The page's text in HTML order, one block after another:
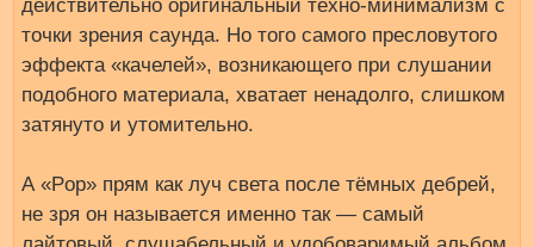
действительно оригинальный техно-минимализм с
точки зрения саунда. Но того самого пресловутого
эффекта «качелей», возникающего при слушании
подобного материала, хватает ненадолго, слишком
затянуто и утомительно.
А «Pop» прям как луч света после тёмных дебрей,
не зря он называется именно так — самый